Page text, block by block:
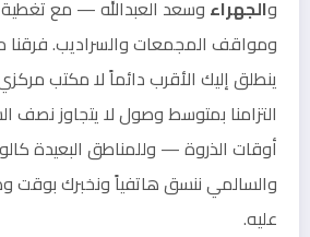
والجهراء وسعد العبدالله — مع
ومواقف المجمعات والسراديب. فرقنا
ينطلق إليك الأقرب دائماً لا مكتب
التزامنا بمتوسط وصول لا يتجاوز
أوقات الذروة — وللمناطق البعيدة
والسالمي ننسق هاتفياً ونخبرك بوقت
عليه.